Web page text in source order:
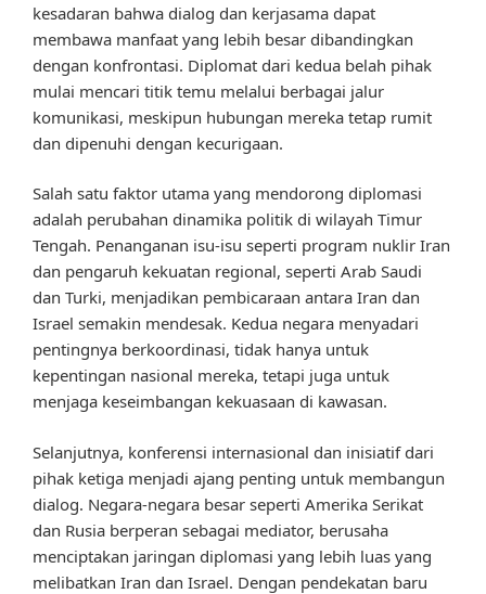
kesadaran bahwa dialog dan kerjasama dapat
membawa manfaat yang lebih besar dibandingkan
dengan konfrontasi. Diplomat dari kedua belah pihak
mulai mencari titik temu melalui berbagai jalur
komunikasi, meskipun hubungan mereka tetap rumit
dan dipenuhi dengan kecurigaan.
Salah satu faktor utama yang mendorong diplomasi
adalah perubahan dinamika politik di wilayah Timur
Tengah. Penanganan isu-isu seperti program nuklir Iran
dan pengaruh kekuatan regional, seperti Arab Saudi
dan Turki, menjadikan pembicaraan antara Iran dan
Israel semakin mendesak. Kedua negara menyadari
pentingnya berkoordinasi, tidak hanya untuk
kepentingan nasional mereka, tetapi juga untuk
menjaga keseimbangan kekuasaan di kawasan.
Selanjutnya, konferensi internasional dan inisiatif dari
pihak ketiga menjadi ajang penting untuk membangun
dialog. Negara-negara besar seperti Amerika Serikat
dan Rusia berperan sebagai mediator, berusaha
menciptakan jaringan diplomasi yang lebih luas yang
melibatkan Iran dan Israel. Dengan pendekatan baru